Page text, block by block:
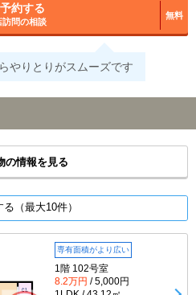
約する
訪問の相談
無料
やりとりがスムーズです
の情報を見る
（最大10件）
専有面積がより広い
1階 102号室
8.2万円 / 5,000円